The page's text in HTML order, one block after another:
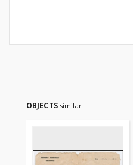
OBJECTS similar